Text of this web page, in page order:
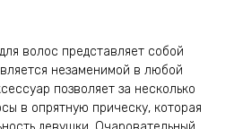
волос представляет собой
незаменимой в любой
позволяет за несколько
в опрятную прическу, которая